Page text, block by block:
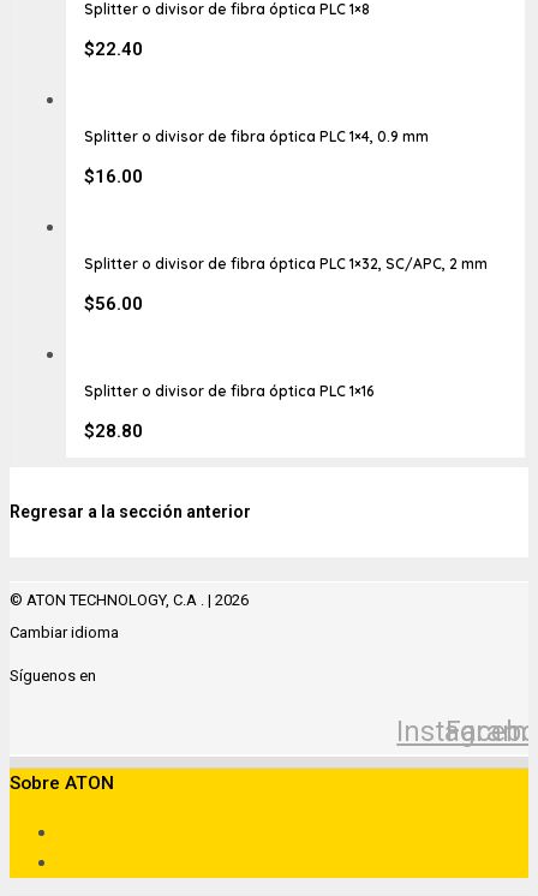
Splitter o divisor de fibra óptica PLC 1×8
$22.40
Splitter o divisor de fibra óptica PLC 1×4, 0.9 mm
$16.00
Splitter o divisor de fibra óptica PLC 1×32, SC/APC, 2 mm
$56.00
Splitter o divisor de fibra óptica PLC 1×16
$28.80
Regresar a la sección anterior
© ATON TECHNOLOGY, C.A . | 2026
Cambiar idioma
Síguenos en
Instagram
Sobre ATON